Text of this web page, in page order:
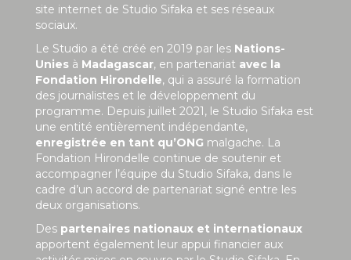
site internet de Studio Sifaka et ses réseaux
sociaux.
Le Studio a été créé en 2019 par les Nations-
Unies à Madagascar, en partenariat avec la
Fondation Hirondelle, qui a assuré la formation
des journalistes et le développement du
programme. Depuis juillet 2021, le Studio Sifaka est
une entité entièrement indépendante,
enregistrée en tant qu’ONG malgache. La
Fondation Hirondelle continue de soutenir et
accompagner l’équipe du Studio Sifaka, dans le
cadre d’un accord de partenariat signé entre les
deux organisations.
Des partenaires nationaux et internationaux
apportent également leur appui financier aux